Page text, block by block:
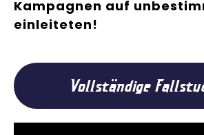
Kampagnen auf
einleiteten!
Vollständige